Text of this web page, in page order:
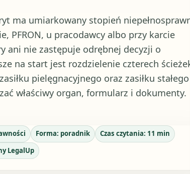
ma umiarkowany stopień
PFRON, u pracodawcy albo przy karcie
ani nie zastępuje odrębnej decyzji o
na start jest rozdzielenie czterech
pielęgnacyjnego oraz zasiłku
właściwy organ, formularz i dokumenty.
Forma: poradnik Czas czytania: 11 min
LegalUp